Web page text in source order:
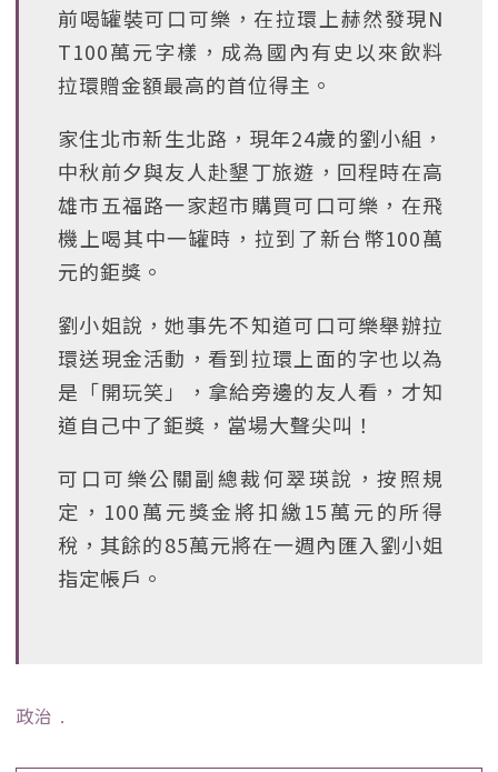
前喝罐裝可口可樂，在拉環上赫然發現N
T100萬元字樣，成為國內有史以來飲料
拉環贈金額最高的首位得主。
家住北市新生北路，現年24歲的劉小組，
中秋前夕與友人赴墾丁旅遊，回程時在高
雄市五福路一家超市購買可口可樂，在飛
機上喝其中一罐時，拉到了新台幣100萬
元的鉅獎。
劉小姐說，她事先不知道可口可樂舉辦拉
環送現金活動，看到拉環上面的字也以為
是「開玩笑」，拿給旁邊的友人看，才知
道自己中了鉅獎，當場大聲尖叫！
可口可樂公關副總裁何翠瑛說，按照規
定，100萬元獎金將扣繳15萬元的所得
稅，其餘的85萬元將在一週內匯入劉小姐
指定帳戶。
政治 ﹒